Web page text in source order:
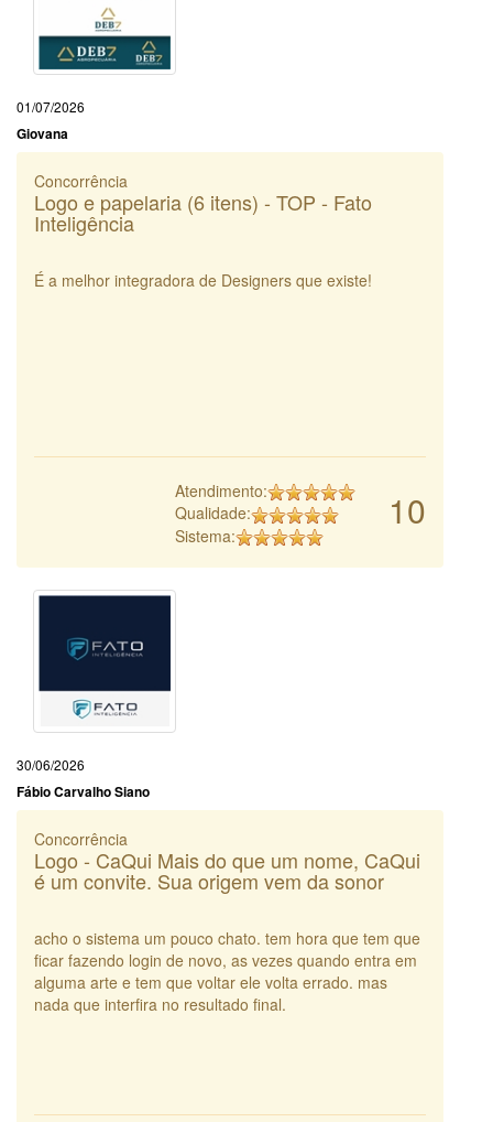
01/07/2026
Giovana
Concorrência
Logo e papelaria (6 itens) - TOP - Fato
Inteligência
É a melhor integradora de Designers que existe!
10
Atendimento:
Qualidade:
Sistema:
30/06/2026
Fábio Carvalho Siano
Concorrência
Logo - CaQui Mais do que um nome, CaQui
é um convite. Sua origem vem da sonor
acho o sistema um pouco chato. tem hora que tem que
ficar fazendo login de novo, as vezes quando entra em
alguma arte e tem que voltar ele volta errado. mas
nada que interfira no resultado final.